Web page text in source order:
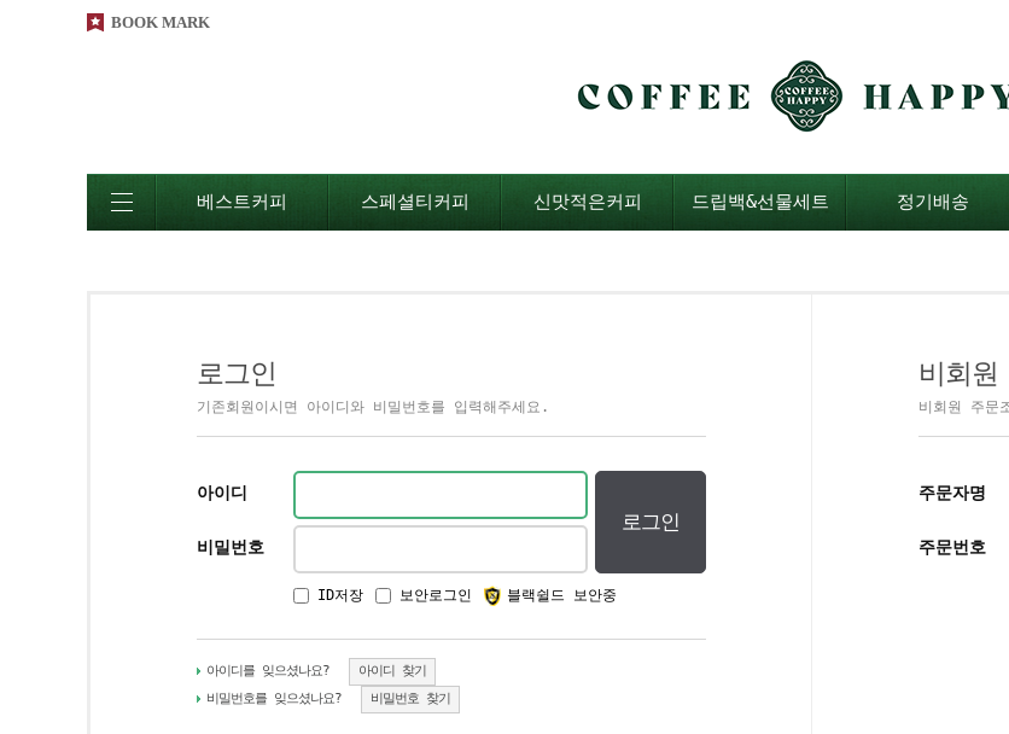
BOOK MARK
베스트커피 스페셜티커피 신맛적은커피 드립백&선물세트 정기배송
로그인
기존회원이시면 아이디와 비밀번호를 입력해주세요.
아이디
비밀번호
로그인
ID저장 보안로그인 블랙쉴드 보안중
아이디를 잊으셨나요?
아이디 찾기
비밀번호를 잊으셨나요?
비밀번호 찾기
비회
비회원 주문
주문자명
주문번호